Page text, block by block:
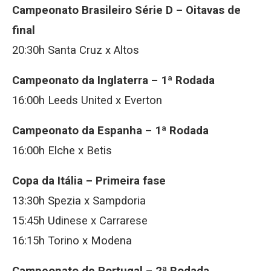
Campeonato Brasileiro Série D – Oitavas de
final
20:30h Santa Cruz x Altos
Campeonato da Inglaterra – 1ª Rodada
16:00h Leeds United x Everton
Campeonato da Espanha – 1ª Rodada
16:00h Elche x Betis
Copa da Itália – Primeira fase
13:30h Spezia x Sampdoria
15:45h Udinese x Carrarese
16:15h Torino x Modena